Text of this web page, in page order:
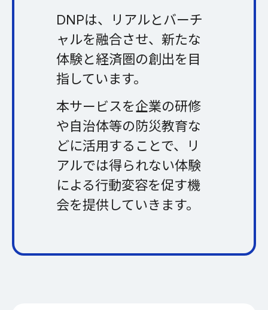
DNPは、リアルとバーチ
ャルを融合させ、新たな
体験と経済圏の創出を目
指しています。
本サービスを企業の研修
や自治体等の防災教育な
どに活用することで、リ
アルでは得られない体験
による行動変容を促す機
会を提供していきます。